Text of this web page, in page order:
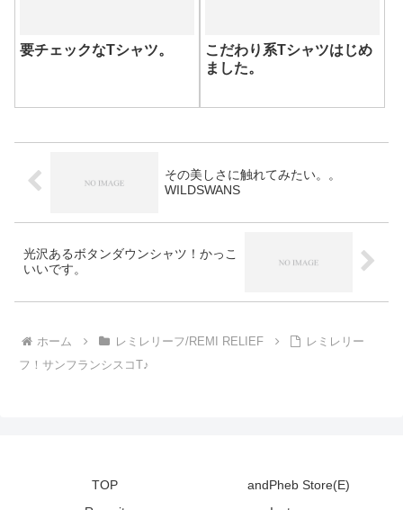
要チェックなTシャツ。
こだわり系Tシャツはじめ
ました。
その美しさに触れてみたい。。
WILDSWANS
光沢あるボタンダウンシャツ！かっこ
いいです。
ホーム レミレリーフ/REMI RELIEF
レミレリー
フ！サンフランシスコT♪
TOP
andPheb Store(E)